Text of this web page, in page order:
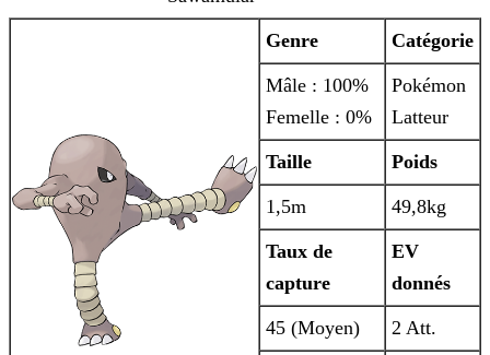
Genre Catégorie
Mâle : 100%
Femelle : 0%
Pokémon
Latteur
Taille Poids
1,5m 49,8kg
Taux de
capture
EV
donnés
45 (Moyen) 2 Att.